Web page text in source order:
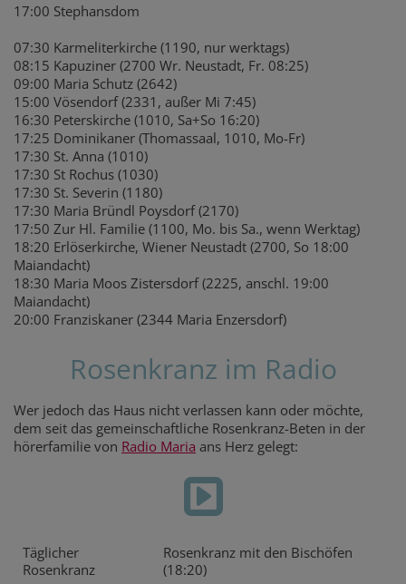
17:00 Stephansdom
07:30 Karmeliterkirche (1190, nur werktags)
08:15 Kapuziner (2700 Wr. Neustadt, Fr. 08:25)
09:00 Maria Schutz (2642)
15:00 Vösendorf (2331, außer Mi 7:45)
16:30 Peterskirche (1010, Sa+So 16:20)
17:25 Dominikaner (Thomassaal, 1010, Mo-Fr)
17:30 St. Anna (1010)
17:30 St Rochus (1030)
17:30 St. Severin (1180)
17:30 Maria Bründl Poysdorf (2170)
17:50 Zur Hl. Familie (1100, Mo. bis Sa., wenn Werktag)
18:20 Erlöserkirche, Wiener Neustadt (2700, So 18:00
Maiandacht)
18:30 Maria Moos Zistersdorf (2225, anschl. 19:00
Maiandacht)
20:00 Franziskaner (2344 Maria Enzersdorf)
Rosenkranz im Radio
Wer jedoch das Haus nicht verlassen kann oder möchte,
dem seit das gemeinschaftliche Rosenkranz-Beten in der
hörerfamilie von Radio Maria ans Herz gelegt:
Täglicher
Rosenkranz
Rosenkranz mit den Bischöfen
(18:20)